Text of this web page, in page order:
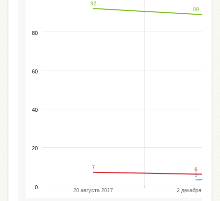
3
7 6
92
89
20 августа 2017 2 декабря 2018
0
20
40
60
80